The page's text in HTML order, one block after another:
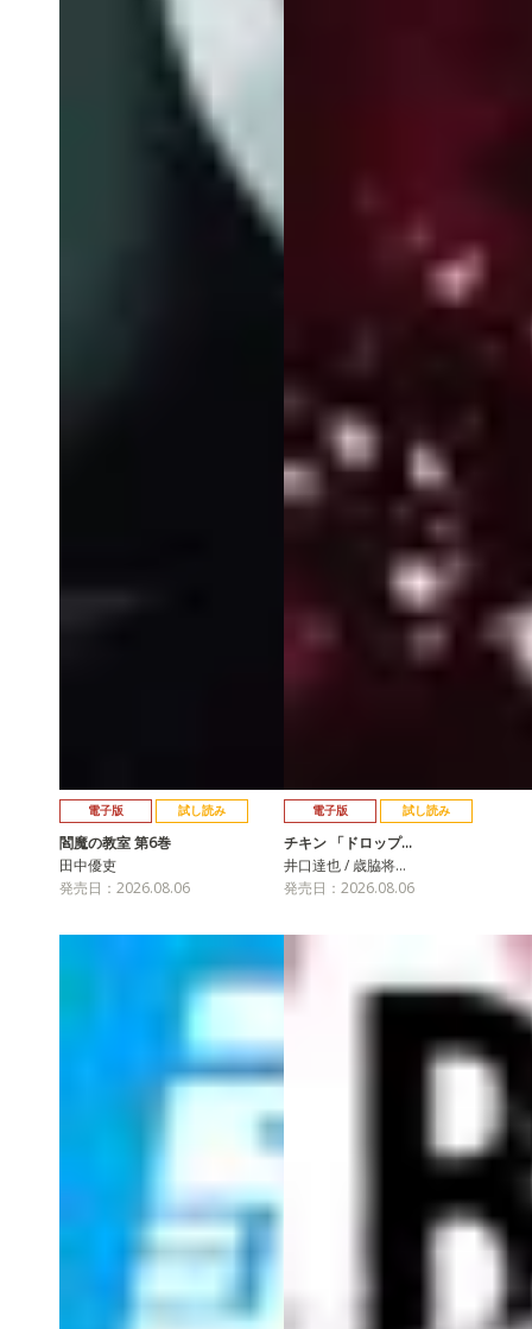
電子版 試し読み
閻魔の教室 第6巻
田中優吏
発売日：2026.08.06
電子版 試し読み
チキン 「ドロップ…
井口達也 / 歳脇将…
発売日：2026.08.06